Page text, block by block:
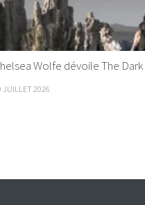
Wolfe dévoile The Dark
JUILLET 2026